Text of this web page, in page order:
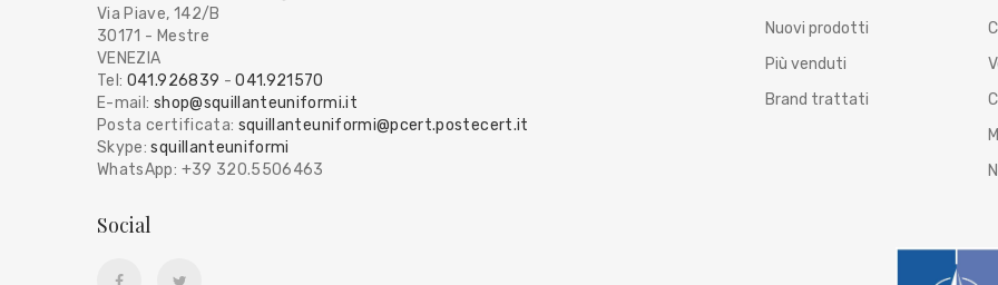
Via Piave, 142/B
30171 - Mestre
VENEZIA
Tel: 041.926839 -041.921570
E-mail: shop@squillanteuniformi.it
Posta certificata: squillanteuniformi@pcert.postecert.it
Skype:squillanteuniformi
WhatsApp: +39 320.5506463
Social
Nuovi prodotti
Più venduti
Brand trattati